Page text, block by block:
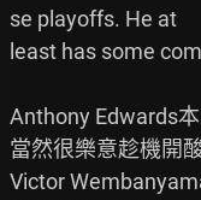
se playoffs. He at
least has some
Anthony Edwards
當然很樂意趁機開
Victor